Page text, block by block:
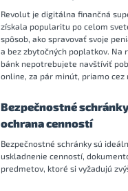
Revolut je digitálna finančná
získala popularitu po celom
spôsob, ako spravovať svoje
a bez zbytočných poplatkov. Na
bánk nepotrebujete navštíviť
online, za pár minút, priamo cez
Bezpečnostné
ochrana cenností
Bezpečnostné schránky sú
uskladnenie cenností,
predmetov, ktoré si vyžadujú